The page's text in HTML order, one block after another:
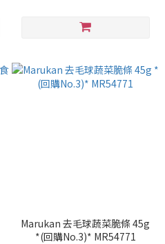
Marukan 去毛球蔬菜脆條 45g
*(回購No.3)* MR54771